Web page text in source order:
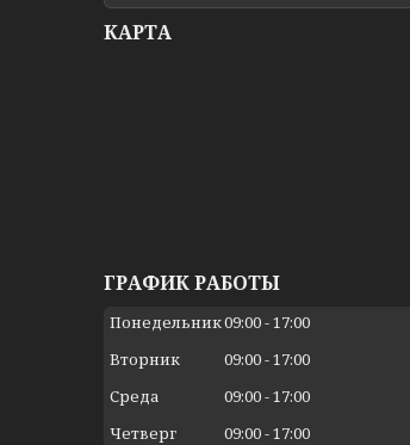
КАРТА
ГРАФИК РАБОТЫ
Понедельник09:00 17:00
Вторник
09:00 17:00
Среда
09:00 17:00
Четверг
09:00 17:00